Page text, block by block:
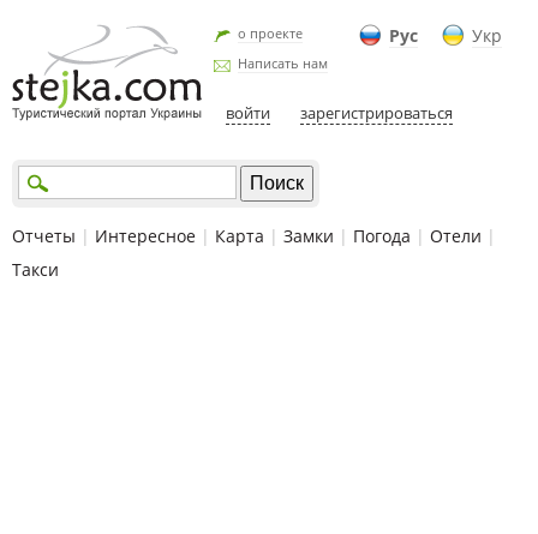
Рус Укр
о проекте
Написать нам
войти зарегистрироваться
Отчеты | Интересное | Карта | Замки | Погода | Отели |
Такси